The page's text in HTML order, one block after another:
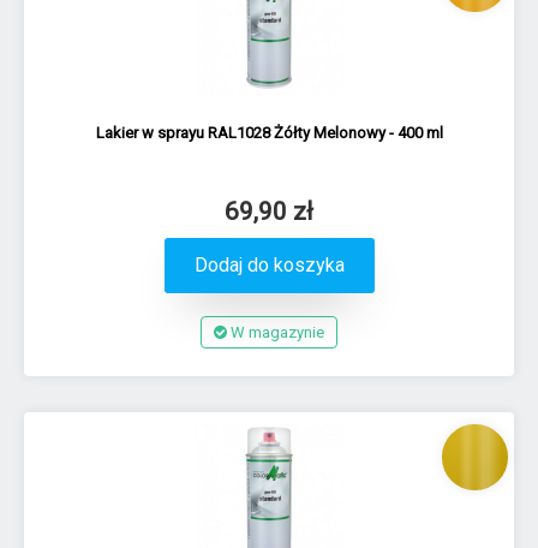
Lakier w sprayu RAL1028 Żółty Melonowy - 400 ml
69,90 zł
Dodaj do koszyka
W magazynie